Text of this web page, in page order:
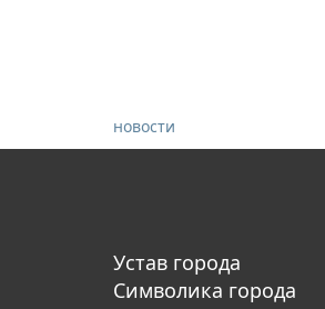
новости
Устав города
Символика города